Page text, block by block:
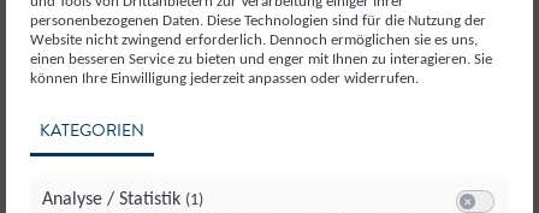
Teilen
Liken
personenbezogenen Daten. Diese Technologien sind für die Nutzung der
Website nicht zwingend erforderlich. Dennoch ermöglichen sie es uns,
einen besseren Service zu bieten und enger mit Ihnen zu interagieren. Sie
können Ihre Einwilligung jederzeit anpassen oder widerrufen.
KATEGORIEN
Analyse / Statistik (1)